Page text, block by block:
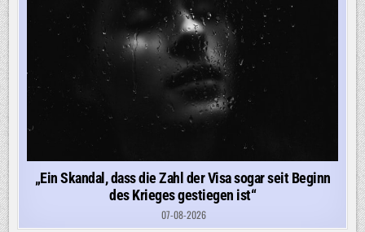
„Ein Skandal, dass die Zahl der Visa sogar seit Beginn
des Krieges gestiegen ist“
07-08-2026